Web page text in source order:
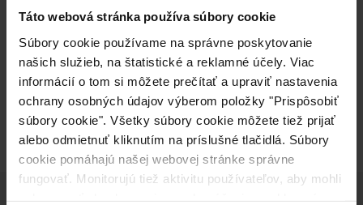
Táto webová stránka používa súbory cookie
Súbory cookie používame na správne poskytovanie
našich služieb, na štatistické a reklamné účely. Viac
informácií o tom si môžete prečítať a upraviť nastavenia
ochrany osobných údajov výberom položky "Prispôsobiť
súbory cookie". Všetky súbory cookie môžete tiež prijať
alebo odmietnuť kliknutím na príslušné tlačidlá. Súbory
cookie pomáhajú našej webovej stránke správne
fungovať. Monitorujú tiež aktivitu používateľov, aby mohli
Popis produktu
Recenzie